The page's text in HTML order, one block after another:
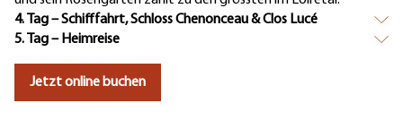
4. Tag – Schifffahrt, Schloss Chenonceau & Clos Lucé
5. Tag – Heimreise
Jetzt online buchen